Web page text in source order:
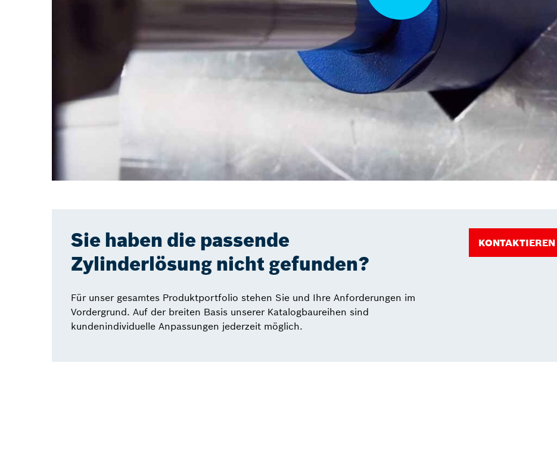
Sie haben die passende
Zylinderlösung nicht gefunden?
Für unser gesamtes Produktportfolio stehen Sie und Ihre Anforderungen im
Vordergrund. Auf der breiten Basis unserer Katalogbaureihen sind
kundenindividuelle Anpassungen jederzeit möglich.